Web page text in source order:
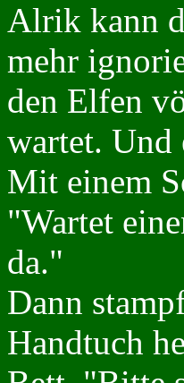
Alrik kann
mehr
den Elfen
wartet. Und
Mit einem
"Wartet
da."
Dann
Handtuch